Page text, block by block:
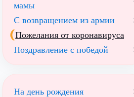
мамы
С возвращением из армии
Пожелания от коронавируса
Поздравление с победой
На день рождения